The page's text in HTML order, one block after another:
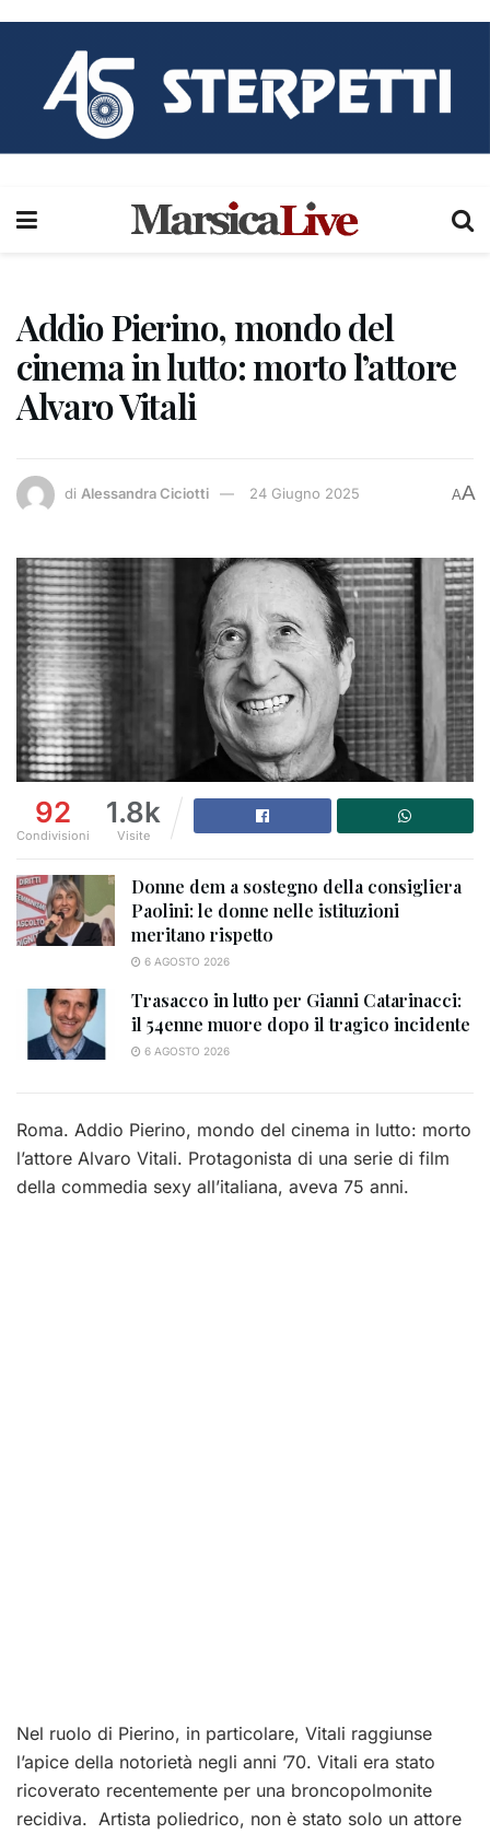
Addio Pierino, mondo del
cinema in lutto: morto l’attore
Alvaro Vitali
di Alessandra Ciciotti 24 Giugno 2025 AA
92
Condivisioni
1.8k
Visite
Donne dem a sostegno della consigliera
Paolini: le donne nelle istituzioni
meritano rispetto
6 AGOSTO 2026
Trasacco in lutto per Gianni Catarinacci:
il 54enne muore dopo il tragico incidente
6 AGOSTO 2026
Roma. Addio Pierino, mondo del cinema in lutto: morto
l’attore Alvaro Vitali. Protagonista di una serie di film
della commedia sexy all’italiana, aveva 75 anni.
Nel ruolo di Pierino, in particolare, Vitali raggiunse
l’apice della notorietà negli anni ’70. Vitali era stato
ricoverato recentemente per una broncopolmonite
recidiva. Artista poliedrico, non è stato solo un attore